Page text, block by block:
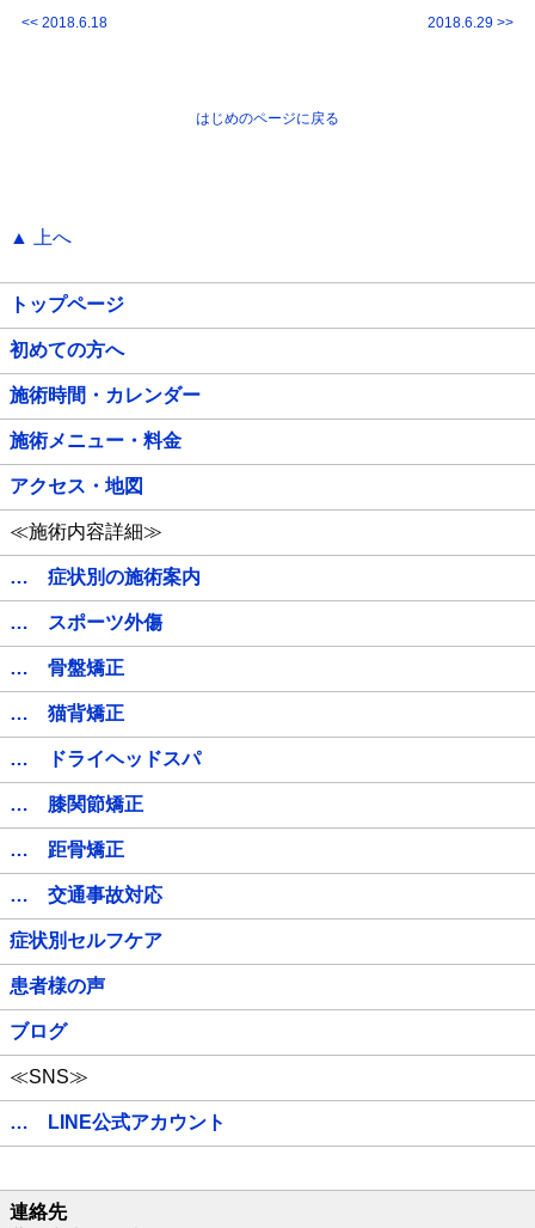
<< 2018.6.18 2018.6.29 >>
はじめのページに戻る
▲ 上へ
トップページ
初めての方へ
施術時間・カレンダー
施術メニュー・料金
アクセス・地図
≪施術内容詳細≫
… 症状別の施術案内
… スポーツ外傷
… 骨盤矯正
… 猫背矯正
… ドライヘッドスパ
… 膝関節矯正
… 距骨矯正
… 交通事故対応
症状別セルフケア
患者様の声
ブログ
≪SNS≫
… LINE公式アカウント
連絡先